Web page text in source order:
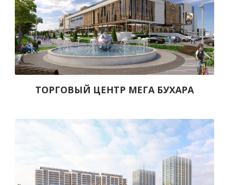
ТОРГОВЫЙ ЦЕНТР МЕГА БУХАРА